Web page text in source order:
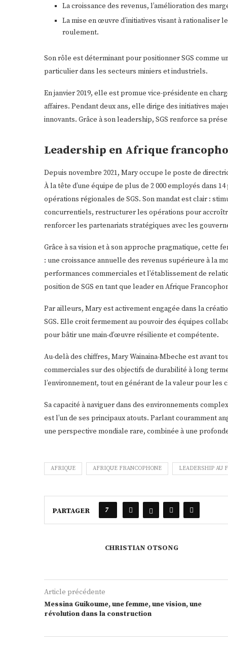
La croissance des revenus, l’amélioration des
La mise en œuvre d’initiatives visant à rationaliser
roulement.
Son rôle est déterminant pour positionner SGS comme
particulier dans les secteurs miniers et industriels.
En janvier 2019, elle est promue vice-présidente en
affaires. Pendant deux ans, elle dirige des initiatives
innovants. Grâce à son leadership, SGS renforce sa
Leadership en Afrique
Depuis novembre 2021, Mary occupe le poste de
À la tête d’une équipe de plus de 2 000 employés dans
opérations régionales de SGS. Son mandat est clair :
concurrentiels, restructurer les opérations pour
renforcer les partenariats stratégiques avec les
Grâce à sa vision et à son approche pragmatique, cette
: une croissance annuelle des revenus supérieure à la
performances commerciales et l’établissement de
position de SGS en tant que leader en Afrique
Par ailleurs, Mary est activement engagée dans la
SGS. Elle croit fermement au pouvoir des équipes
pour bâtir une main-d’œuvre résiliente et compétente.
Au-delà des chiffres, Mary Wainaina-Mbeche est avant
commerciales sur des objectifs de durabilité à long
l’environnement, tout en générant de la valeur pour les
Sa capacité à naviguer dans des environnements
est l’un de ses principaux atouts. Parlant couramment
une perspective mondiale rare, combinée à une
AFRIQUE AFRIQUE FRANCOPHONE LEADERSHIP AU
PARTAGER 7
CHRISTIAN OTSONG
Article précédente
Messina Guikoume, une femme, une vision, une
révolution dans la construction